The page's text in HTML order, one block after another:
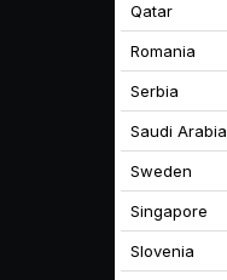
Qatar
Romania
Serbia
Saudi Arabia
Sweden
Singapore
Slovenia